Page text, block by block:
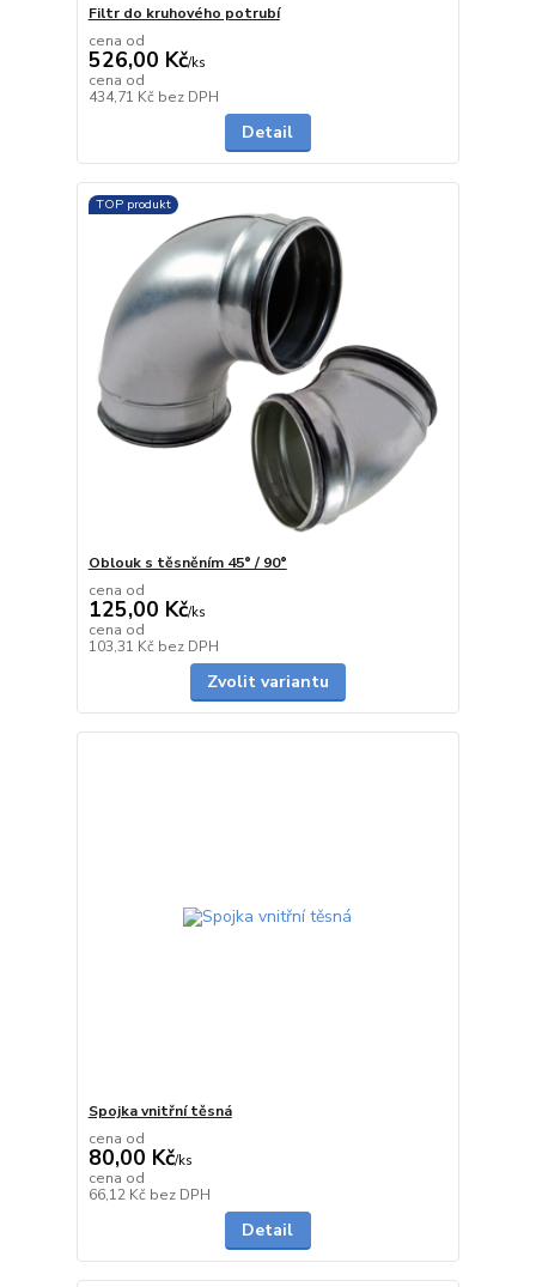
Filtr do kruhového potrubí
cena od
526,00 Kč/ks
cena od
434,71 Kč bez DPH
Detail
TOP produkt
Oblouk s těsněním 45° / 90°
cena od
125,00 Kč/ks
cena od
103,31 Kč bez DPH
Zvolit variantu
Spojka vnitřní těsná
cena od
80,00 Kč/ks
cena od
66,12 Kč bez DPH
Detail